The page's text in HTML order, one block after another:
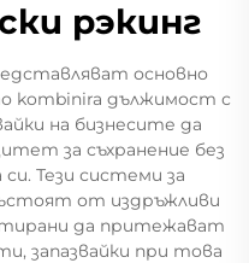
рэкинг
основно
kombinira дължимост с
на бизнесите да
за съхранение без
Тези системи за
от издръжливи
да притежават
запазвайки при това